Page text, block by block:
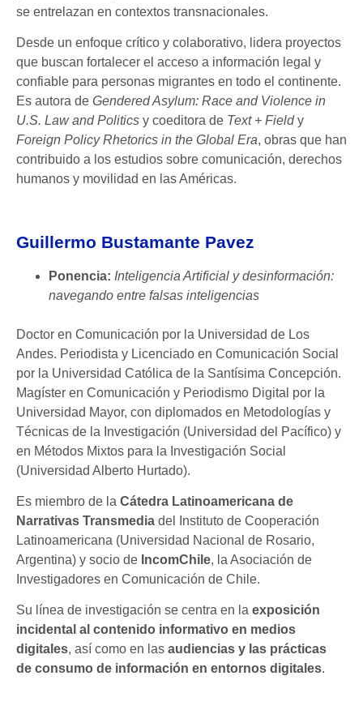
se entrelazan en contextos transnacionales.
Desde un enfoque crítico y colaborativo, lidera proyectos
que buscan fortalecer el acceso a información legal y
confiable para personas migrantes en todo el continente.
Es autora de Gendered Asylum: Race and Violence in
U.S. Law and Politics y coeditora de Text + Fieldy
Foreign Policy Rhetorics in the Global Era, obras que han
contribuido a los estudios sobre comunicación, derechos
humanos y movilidad en las Américas.
Guillermo Bustamante Pavez
Ponencia: Inteligencia Artificial y desinformación:
navegando entre falsas inteligencias
Doctor en Comunicación por la Universidad de Los
Andes. Periodista y Licenciado en Comunicación Social
por la Universidad Católica de la Santísima Concepción.
Magíster en Comunicación y Periodismo Digital por la
Universidad Mayor, con diplomados en Metodologías y
Técnicas de la Investigación (Universidad del Pacífico) y
en Métodos Mixtos para la Investigación Social
(Universidad Alberto Hurtado).
Es miembro de la Cátedra Latinoamericana de
Narrativas Transmedia del Instituto de Cooperación
Latinoamericana (Universidad Nacional de Rosario,
Argentina) y socio de IncomChile, la Asociación de
Investigadores en Comunicación de Chile.
Su línea de investigación se centra en la exposición
incidental al contenido informativo en medios
digitales, así como en las audiencias y las prácticas
de consumo de información en entornos digitales.